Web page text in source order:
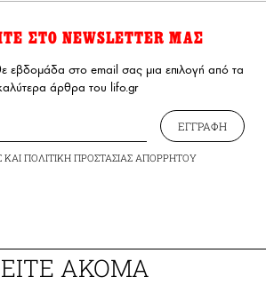
ΣΤΟ NEWSLETTER ΜΑΣ
εβδομάδα στο email σας μια επιλογή από τα
άρθρα του lifo.gr
ΕΓΓΡΑΦΗ
ΚΑΙ ΠΟΛΙΤΙΚΗ ΠΡΟΣΤΑΣΙΑΣ ΑΠΟΡΡΗΤΟΥ
ΑΚΟΜΑ